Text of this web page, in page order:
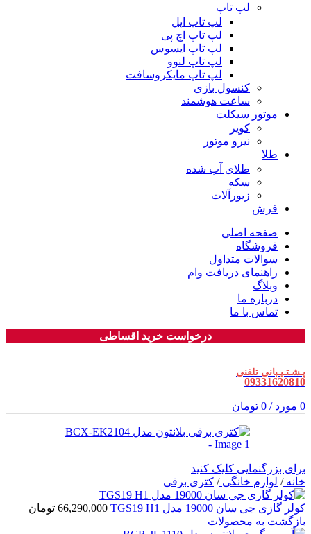
لپ تاپ
لپ تاپ اپل
لپ تاپ اچ پی
لپ تاپ ایسوس
لپ تاپ لنوو
لپ تاپ مایکروسافت
کنسول بازی
ساعت هوشمند
موتور سیکلت
کویر
نیرو موتور
طلا
طلای آب شده
سکه
زیورآلات
فرش
صفحه اصلی
فروشگاه
سوالات متداول
راهنمای دریافت وام
وبلاگ
درباره ما
تماس با ما
درخواست خرید اقساطی
پـشـتـیـبانی تلفنی
09331620810
0 مورد /
0 تومان
برای بزرگنمایی کلیک کنید
خانه/ لوازم خانگی/ کتری برقی
کولر گازی جی سان 19000 مدل TGS19 H1 66,290,000 تومان
بازگشت به محصولات